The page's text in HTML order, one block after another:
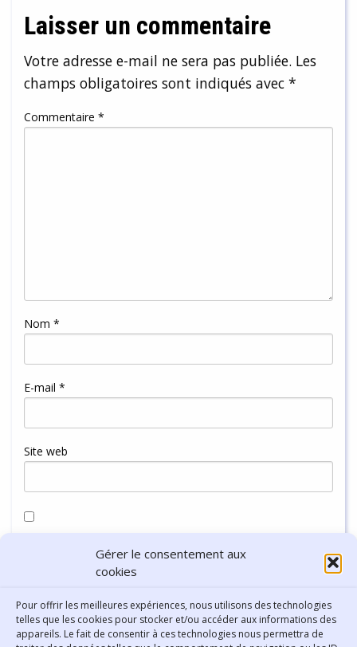
Gérer le consentement aux
cookies
Pour offrir les meilleures expériences, nous utilisons des technologies
telles que les cookies pour stocker et/ou accéder aux informations des
appareils. Le fait de consentir à ces technologies nous permettra de
Laisser un commentaire
Votre adresse e-mail ne sera pas publiée. Les
champs obligatoires sont indiqués avec *
Commentaire *
Nom *
E-mail *
Site web
navigateur pour mon prochain commentaire.